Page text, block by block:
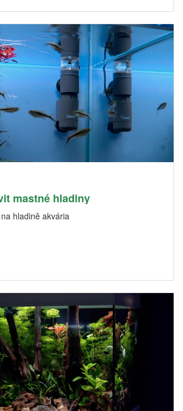
mastné hladiny
hladině akvária